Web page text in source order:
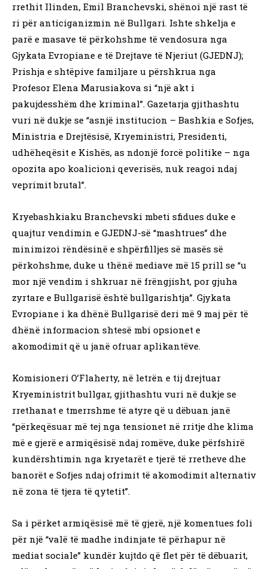
rrethit Ilinden, Emil Branchevski, shënoi një rast të
ri për anticiganizmin në Bullgari. Ishte shkelja e
parë e masave të përkohshme të vendosura nga
Gjykata Evropiane e të Drejtave të Njeriut (GJEDNJ);
Prishja e shtëpive familjare u përshkrua nga
Profesor Elena Marusiakova si “një akt i
pakujdesshëm dhe kriminal”. Gazetarja gjithashtu
vuri në dukje se “asnjë institucion – Bashkia e Sofjes,
Ministria e Drejtësisë, Kryeministri, Presidenti,
udhëheqësit e Kishës, as ndonjë forcë politike – nga
opozita apo koalicioni qeverisës, nuk reagoi ndaj
veprimit brutal”.
Kryebashkiaku Branchevski mbeti sfidues duke e
quajtur vendimin e GJEDNJ-së “mashtrues” dhe
minimizoi rëndësinë e shpërfilljes së masës së
përkohshme, duke u thënë mediave më 15 prill se “u
mor një vendim i shkruar në frëngjisht, por gjuha
zyrtare e Bullgarisë është bullgarishtja”. Gjykata
Evropiane i ka dhënë Bullgarisë deri më 9 maj për të
dhënë informacion shtesë mbi opsionet e
akomodimit që u janë ofruar aplikantëve.
Komisioneri O’Flaherty, në letrën e tij drejtuar
Kryeministrit bullgar, gjithashtu vuri në dukje se
rrethanat e tmerrshme të atyre që u dëbuan janë
“përkeqësuar më tej nga tensionet në rritje dhe klima
më e gjerë e armiqësisë ndaj romëve, duke përfshirë
kundërshtimin nga kryetarët e tjerë të rretheve dhe
banorët e Sofjes ndaj ofrimit të akomodimit alternativ
në zona të tjera të qytetit”.
Sa i përket armiqësisë më të gjerë, një komentues foli
për një “valë të madhe indinjate të përhapur në
mediat sociale” kundër kujtdo që flet për të dëbuarit,